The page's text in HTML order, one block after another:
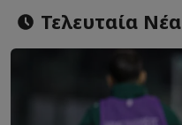
Τελευταία Νέα